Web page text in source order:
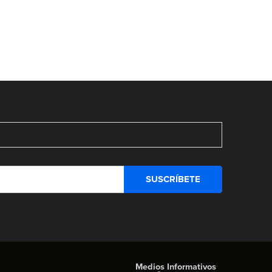
Medios Informativos